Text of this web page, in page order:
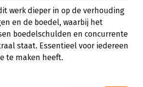
werk dieper in op de verhouding
en de boedel, waarbij het
boedelschulden en concurrente
staat. Essentieel voor iedereen
te maken heeft.